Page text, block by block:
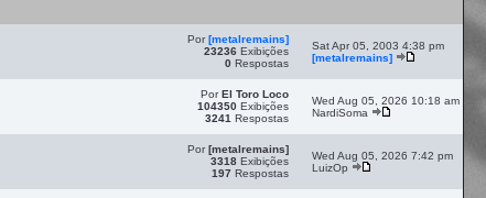
Por [metalremains]
23236 Exibições
0 Respostas
Sat Apr 05, 2003 4:38 pm
[metalremains]
PorEl Toro Loco
104350Exibições
3241 Respostas
Wed Aug 05, 2026 10:18 am
NardiSoma
Por [metalremains]
3318Exibições
197 Respostas
Wed Aug 05, 2026 7:42 pm
LuizOp